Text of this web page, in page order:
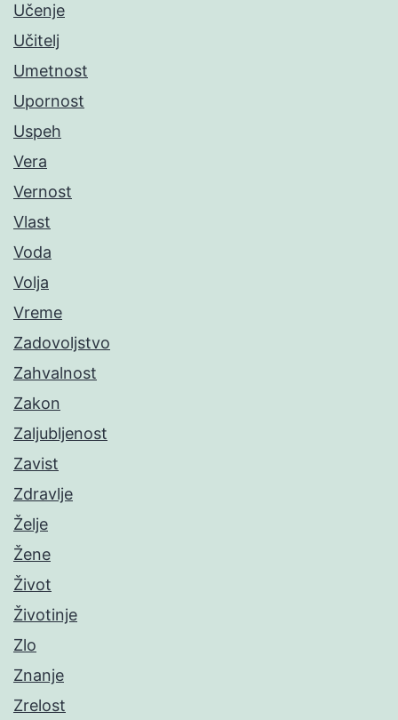
Učenje
Učitelj
Umetnost
Upornost
Uspeh
Vera
Vernost
Vlast
Voda
Volja
Vreme
Zadovoljstvo
Zahvalnost
Zakon
Zaljubljenost
Zavist
Zdravlje
Želje
Žene
Život
Životinje
Zlo
Znanje
Zrelost